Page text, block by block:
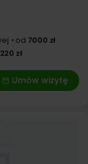
od 7000 zł
220 zł
Umów wizytę